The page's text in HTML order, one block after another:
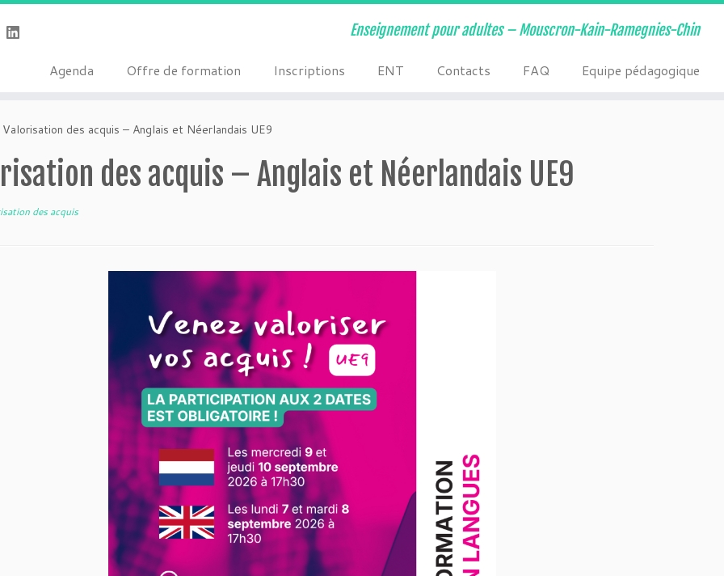
Enseignement pour adultes – Mouscron-Kain-Ramegnies-Chin
Agenda Offre de formation Inscriptions ENT Contacts FAQ Equipe pédagogique
Valorisation des acquis – Anglais et Néerlandais UE9
des acquis – Anglais et Néerlandais UE9
des acquis